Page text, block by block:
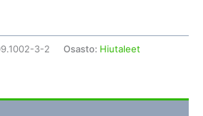
3-2 Osasto: Hiutaleet